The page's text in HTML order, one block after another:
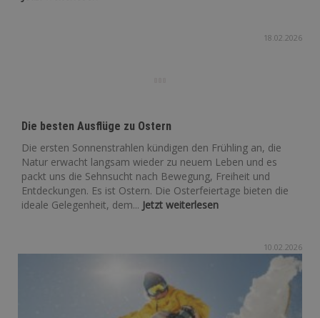
18.02.2026
Die besten Ausflüge zu Ostern
Die ersten Sonnenstrahlen kündigen den Frühling an, die
Natur erwacht langsam wieder zu neuem Leben und es
packt uns die Sehnsucht nach Bewegung, Freiheit und
Entdeckungen. Es ist Ostern. Die Osterfeiertage bieten die
ideale Gelegenheit, dem... Jetzt weiterlesen
10.02.2026